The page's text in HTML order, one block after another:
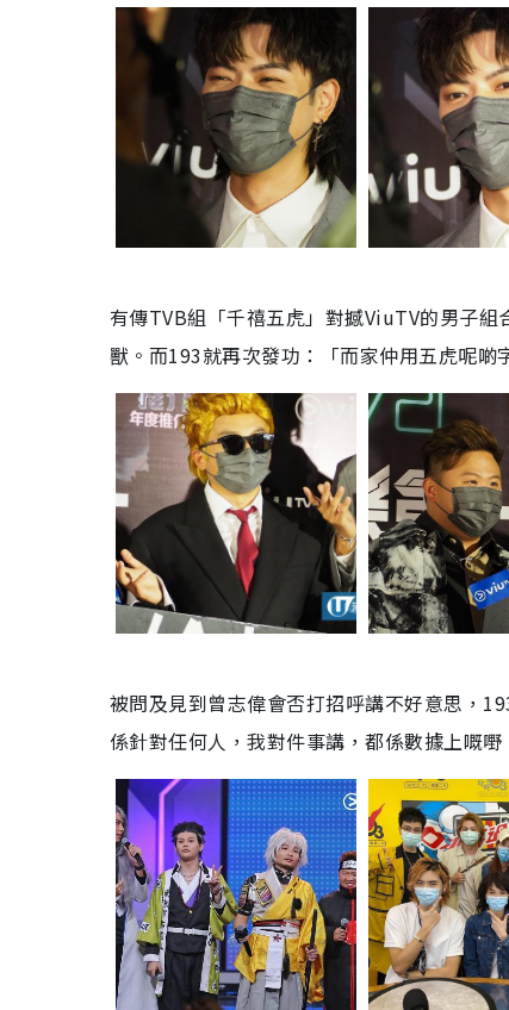
有傳TVB組「千禧五虎」對撼ViuTV的男子組
獸 。 而193就再次發功：「而家仲用五虎呢啲
被問及見到曾志偉會否打招呼講不好意思，
係針對任何人，我對件事講，都係數據上嘅